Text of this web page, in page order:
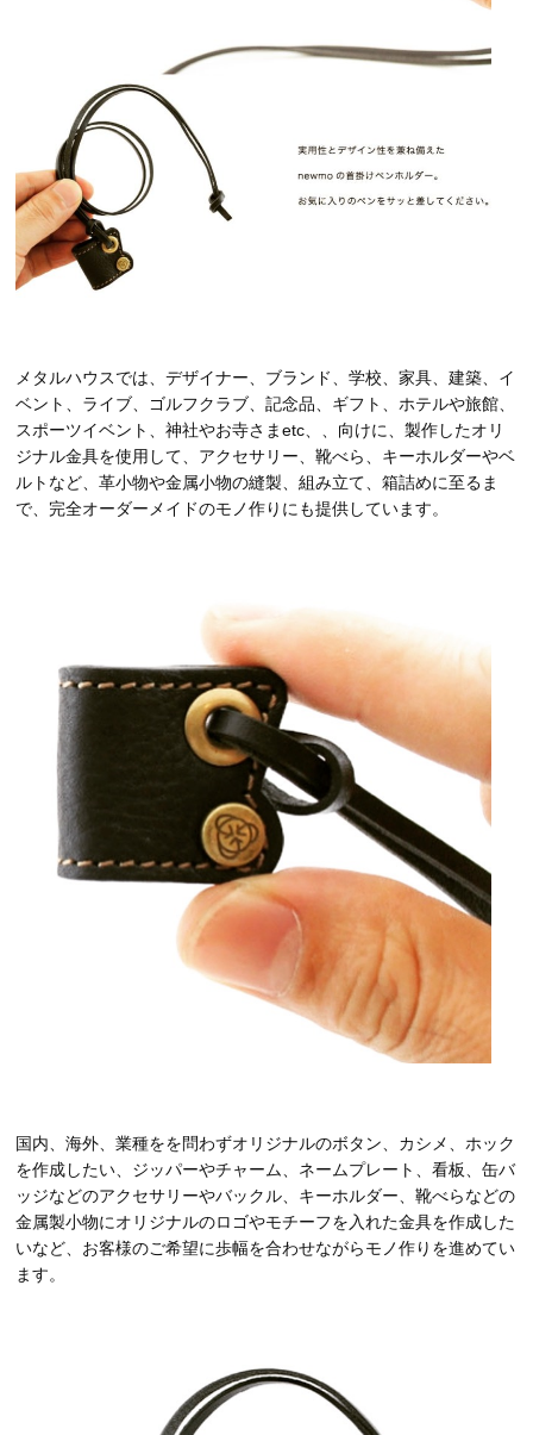
メタルハウスでは、デザイナー、ブランド、学校、家具、建築、イ
ベント、ライブ、ゴルフクラブ、記念品、ギフト、ホテルや旅館、
スポーツイベント、神社やお寺さまetc、、向けに、製作したオリ
ジナル金具を使用して、アクセサリー、靴べら、キーホルダーやベ
ルトなど、革小物や金属小物の縫製、組み立て、箱詰めに至るま
で、完全オーダーメイドのモノ作りにも提供しています。
国内、海外、業種をを問わずオリジナルのボタン、カシメ、ホック
を作成したい、ジッパーやチャーム、ネームプレート、看板、缶バ
ッジなどのアクセサリーやバックル、キーホルダー、靴べらなどの
金属製小物にオリジナルのロゴやモチーフを入れた金具を作成した
いなど、お客様のご希望に歩幅を合わせながらモノ作りを進めてい
ます。